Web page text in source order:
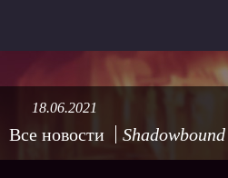
Все новости Shadowbound
18.06.2021